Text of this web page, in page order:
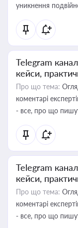
уникнення
Telegram
кейси,
Про що тема:
коментарі
- все, про що
Telegram
кейси,
Про що тема:
коментарі
- все, про що